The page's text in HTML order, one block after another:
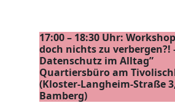
17:00 – 18:30 Uhr:
doch nichts zu verbergen?!
Datenschutz im Alltag”
Quartiersbüro am
(Kloster-Langheim-Straße
Bamberg)